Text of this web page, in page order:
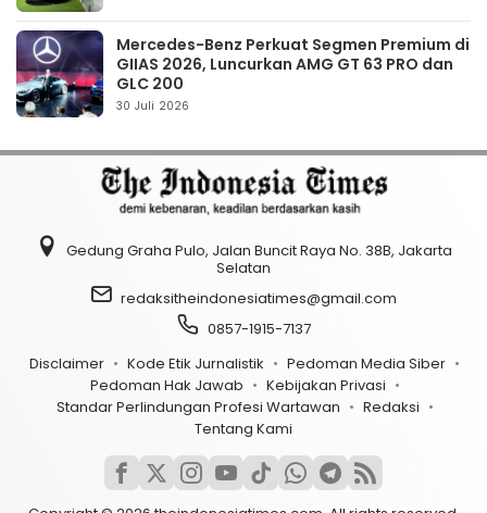
Mercedes-Benz Perkuat Segmen Premium di
GIIAS 2026, Luncurkan AMG GT 63 PRO dan
GLC 200
30 Juli 2026
Gedung Graha Pulo, Jalan Buncit Raya No. 38B, Jakarta
Selatan
redaksitheindonesiatimes@gmail.com
0857-1915-7137
Disclaimer
Kode Etik Jurnalistik
Pedoman Media Siber
Pedoman Hak Jawab
Kebijakan Privasi
Standar Perlindungan Profesi Wartawan
Redaksi
Tentang Kami